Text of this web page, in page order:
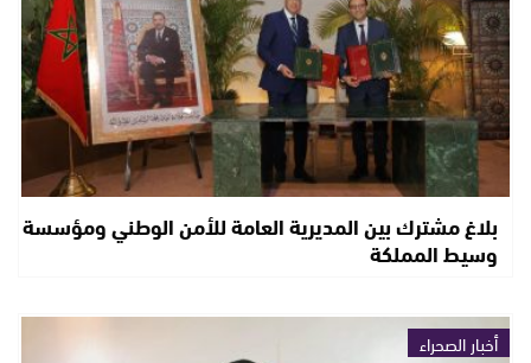
بلاغ مشترك بين المديرية العامة للأمن الوطني ومؤسسة
وسيط المملكة
أخبار الصحراء